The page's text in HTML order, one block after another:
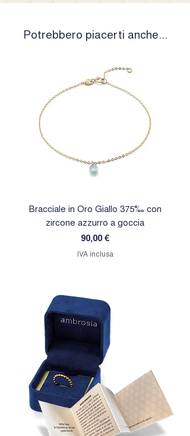
Potrebbero piacerti anche...
Bracciale in Oro Giallo 375‰ con
zircone azzurro a goccia
Prezzo
90,00 €
IVA inclusa